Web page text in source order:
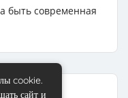
быть современная
cookie.
сайт и